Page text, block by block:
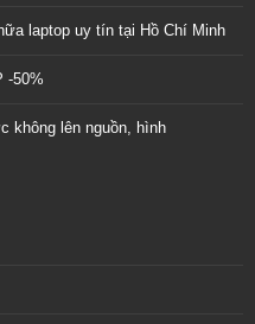
laptop uy tín tại Hồ Chí Minh
-50%
không lên nguồn, hình